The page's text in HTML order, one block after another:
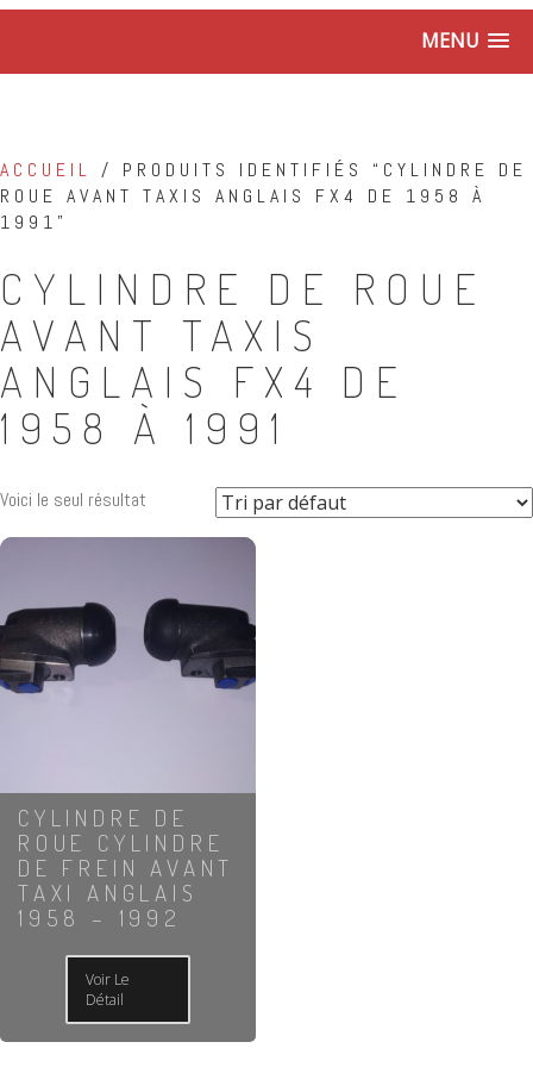
MENU
ACCUEIL / PRODUITS IDENTIFIÉS “CYLINDRE DE
ROUE AVANT TAXIS ANGLAIS FX4 DE 1958 À
1991”
CYLINDRE DE ROUE
AVANT TAXIS
ANGLAIS FX4 DE
1958 À 1991
Voici le seul résultat
CYLINDRE DE
ROUE CYLINDRE
DE FREIN AVANT
TAXI ANGLAIS
1958 – 1992
Voir Le
Détail